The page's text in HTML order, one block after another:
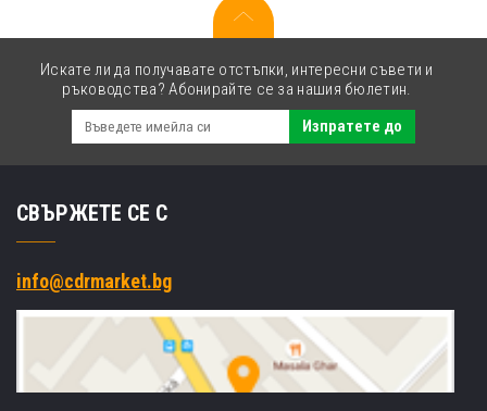
Искате ли да получавате отстъпки, интересни съвети и
ръководства? Абонирайте се за нашия бюлетин.
Изпратете до
СВЪРЖЕТЕ СЕ С
info@cdrmarket.bg